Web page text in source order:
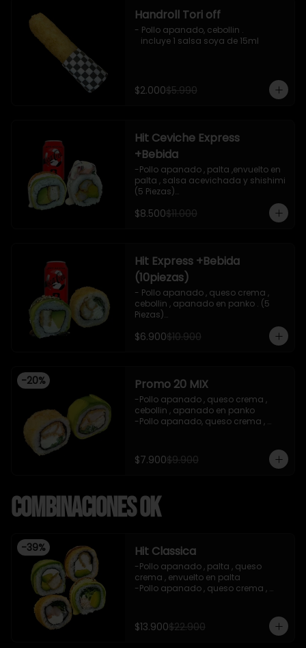
Handroll Tori off
- Pollo apanado, cebollin .
   incluye 1 salsa soya de 15ml
$2.000$5.990
Hit Ceviche Express
+Bebida
-Pollo apanado , palta ,envuelto en
palta , salsa acevichada y shishimi
(5 Piezas)
-Camaron cocido , palta ,ceviche
mixto , salsa acevichada ( 5 Piezas)
-Incluye 1 bebida (coca cola zero), Y
$8.500$11.000
Hit Express +Bebida
(10piezas)
- Pollo apanado , queso crema ,
cebollin , apanado en panko . (5
Piezas)
palta ,envuelto en palta , salsa
-Imagen referencial .
$6.900$10.900
-20% Promo 20 MIX
-Pollo apanado , queso crema ,
cebollin , apanado en panko
-Pollo apanado, queso crema ,
-incluye 1 salsa de soya , 1 salsa
teriyaki
$7.900$9.900
Combinaciones OK
-39% Hit Classica
-Pollo apanado , palta , queso
crema , envuelto en palta
-Pollo apanado , queso crema ,
-Camaron cocido ,queso crema ,
cebollin , apanado en panko .
$13.900$22.900